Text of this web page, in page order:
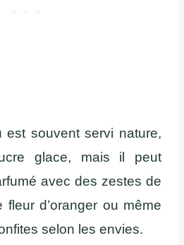
est souvent servi nature,
glace, mais il peut
avec des zestes de
fleur d’oranger ou même
selon les envies.